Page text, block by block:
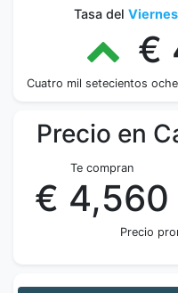
Tasa del
€
Cuatro mil setecientos
Precio en
Te compran
€ 4,560
Precio